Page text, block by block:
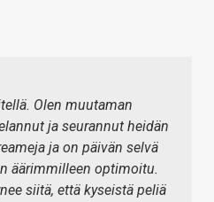
Olen muutaman
ja seurannut heidän
ja on päivän selvä
äärimmilleen optimoitu.
siitä, että kyseistä peliä